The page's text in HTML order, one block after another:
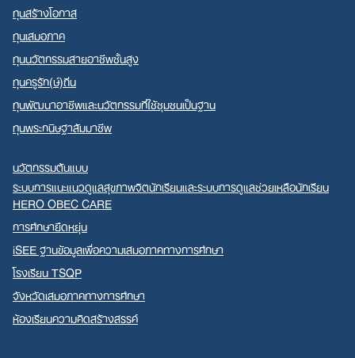
ทุนสร้างโอกาส
ทุนเสมอภาค
ทุนนวัตกรรมสายอาชีพชั้นสูง
ทุนครูรัก(ษ์)ถิ่น
ทุนพัฒนาอาชีพและนวัตกรรมที่ใช้ชุมชนเป็นฐาน
ทุนพระกนิษฐาสัมมาชีพ
นวัตกรรมต้นแบบ
ระบบการแนะแนวดูแลสุขภาพจิตนักเรียนและระบบการดูแลช่วยเหลือนักเรียน
HERO OBEC CARE
การศึกษายืดหยุ่น
iSEE ฐานข้อมูลเพื่อความเสมอภาคทางการศึกษา
โรงเรียน TSQP
จังหวัดเสมอภาคทางการศึกษา
ห้องเรียนความคิดสร้างสรรค์